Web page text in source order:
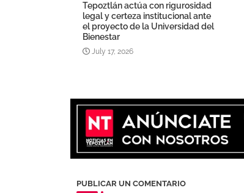
Tepoztlán actúa con rigurosidad
legal y certeza institucional ante
el proyecto de la Universidad del
Bienestar
July 17, 2026
PUBLICAR UN COMENTARIO